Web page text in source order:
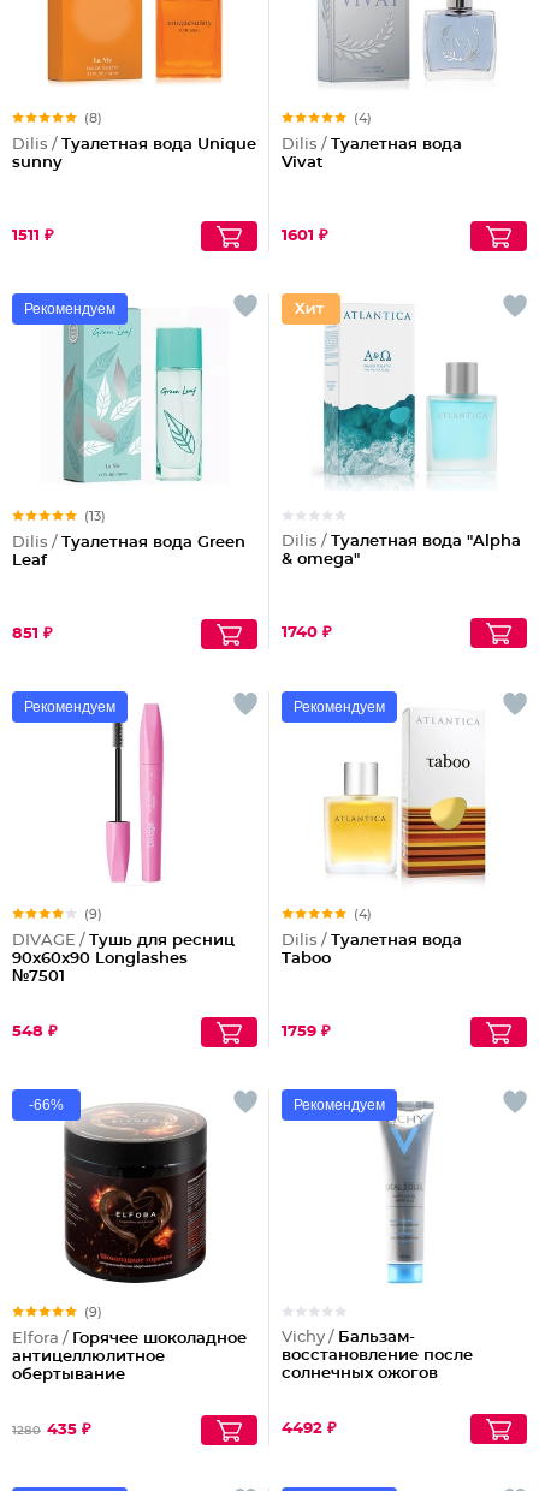
(8)
Dilis / Туалетная вода Unique
sunny
1511 ₽
(4)
Dilis / Туалетная вода
Vivat
1601 ₽
Рекомендуем
(13)
Dilis / Туалетная вода Green
Leaf
851 ₽
Dilis / Туалетная вода "Alpha
& omega"
1740 ₽
Рекомендуем
(9)
DIVAGE / Тушь для ресниц
90x60x90 Longlashes
№7501
548 ₽
Рекомендуем
(4)
Dilis / Туалетная вода
Taboo
1759 ₽
-66%
(9)
Elfora / Горячее шоколадное
антицеллюлитное
обертывание
1280 435 ₽
Рекомендуем
Vichy / Бальзам-
восстановление после
солнечных ожогов
4492 ₽